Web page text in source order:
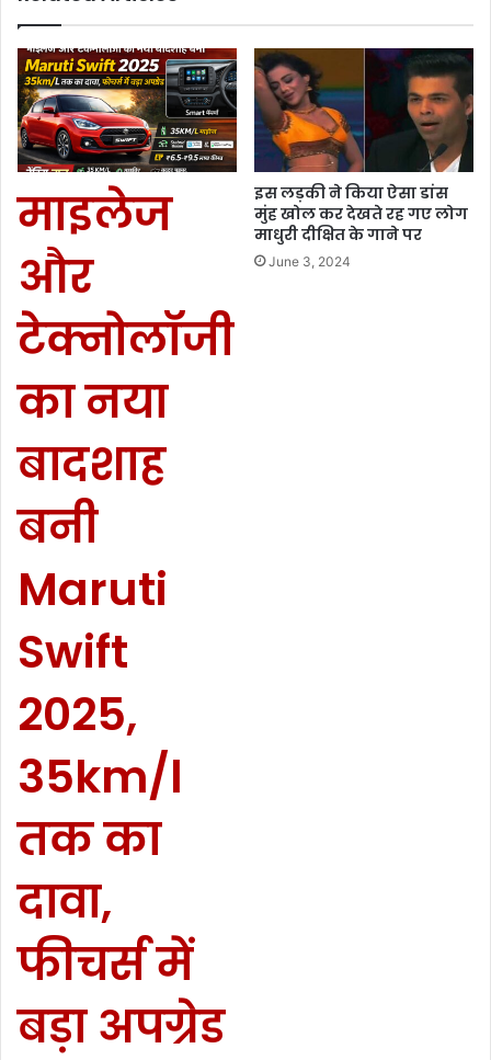
माइलेज
और
टेक्नोलॉजी
का नया
बादशाह
बनी
Maruti
Swift
2025,
35km/l
तक का
दावा,
फीचर्स में
बड़ा अपग्रेड
इस लड़की ने किया ऐसा डांस
मुंह खोल कर देखते रह गए लोग
माधुरी दीक्षित के गाने पर
June 3, 2024